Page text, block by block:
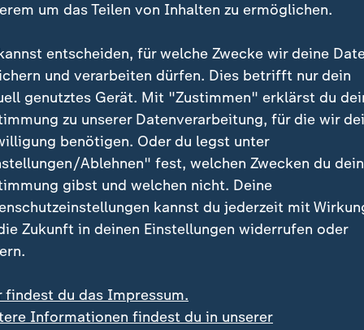
in Charleroi:
Illegale
entdeckt
1:15
Bundestagswahl 2025
BSW-Wahleinspruch
weiter unbeantwortet
Video0:30
um das Teilen von Inhalten zu ermöglichen.
entscheiden, für welche Zwecke wir deine
und verarbeiten dürfen. Dies betrifft nur dein
genutztes Gerät. Mit "Zustimmen" erklärst du
zu unserer Datenverarbeitung, für die wir
benötigen. Oder du legst unter
Ablehnen" fest, welchen Zwecken du
gibst und welchen nicht. Deine
kannst du jederzeit mit
Zukunft in deinen Einstellungen widerrufen oder
findest du das Impressum.
Informationen findest du in unserer